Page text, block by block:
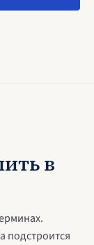
в
подстроится